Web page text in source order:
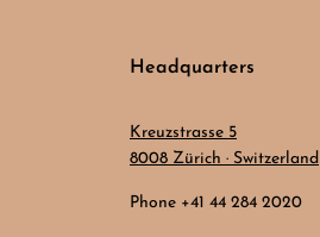
Headquarters
Kreuzstrasse 5
8008 Zürich · Switzerland
Phone +41 44 284 2020